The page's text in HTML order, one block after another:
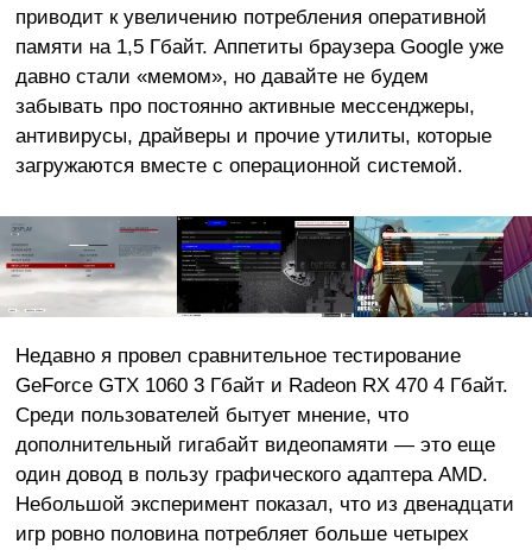
приводит к увеличению потребления оперативной
памяти на 1,5 Гбайт. Аппетиты браузера Google уже
давно стали «мемом», но давайте не будем
забывать про постоянно активные мессенджеры,
антивирусы, драйверы и прочие утилиты, которые
загружаются вместе с операционной системой.
Недавно я провел сравнительное тестирование
GeForce GTX 1060 3 Гбайт и Radeon RX 470 4 Гбайт.
Среди пользователей бытует мнение, что
дополнительный гигабайт видеопамяти — это еще
один довод в пользу графического адаптера AMD.
Небольшой эксперимент показал, что из двенадцати
игр ровно половина потребляет больше четырех